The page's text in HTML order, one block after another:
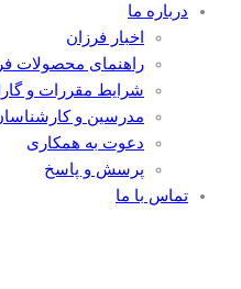
درباره ما
اخبار فرزان
راهنمای محصولات
شرایط مقررات و
مدرسین و
دعوت به همکاری
پرسش و پاسخ
تماس با ما